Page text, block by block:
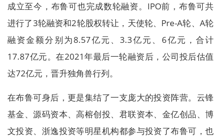
成立至今，布鲁可也完成数轮融资。IPO前，布鲁可共
进行了3轮融资和2轮股权转让，天使轮、Pre-A轮、A轮
融资金额分别为8.57亿元、3.3亿元、6亿元，合计
17.87亿元。在2021年最后一轮融资后，公司投后估值
达72亿元，晋升独角兽行列。
在布鲁可身后，更是集结了一支庞大的投资阵营。云锋
基金、源码资本、高榕创投、君联资本、金亿创品、博
文投资、浙逸投资等明星机构都参与投资了布鲁可，也